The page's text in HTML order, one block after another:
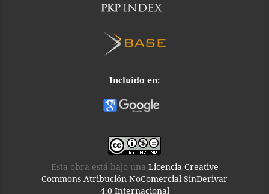
Incluido en:
Esta obra está bajo una Licencia Creative
Commons Atribución-NoComercial-SinDerivar
4.0 Internacional